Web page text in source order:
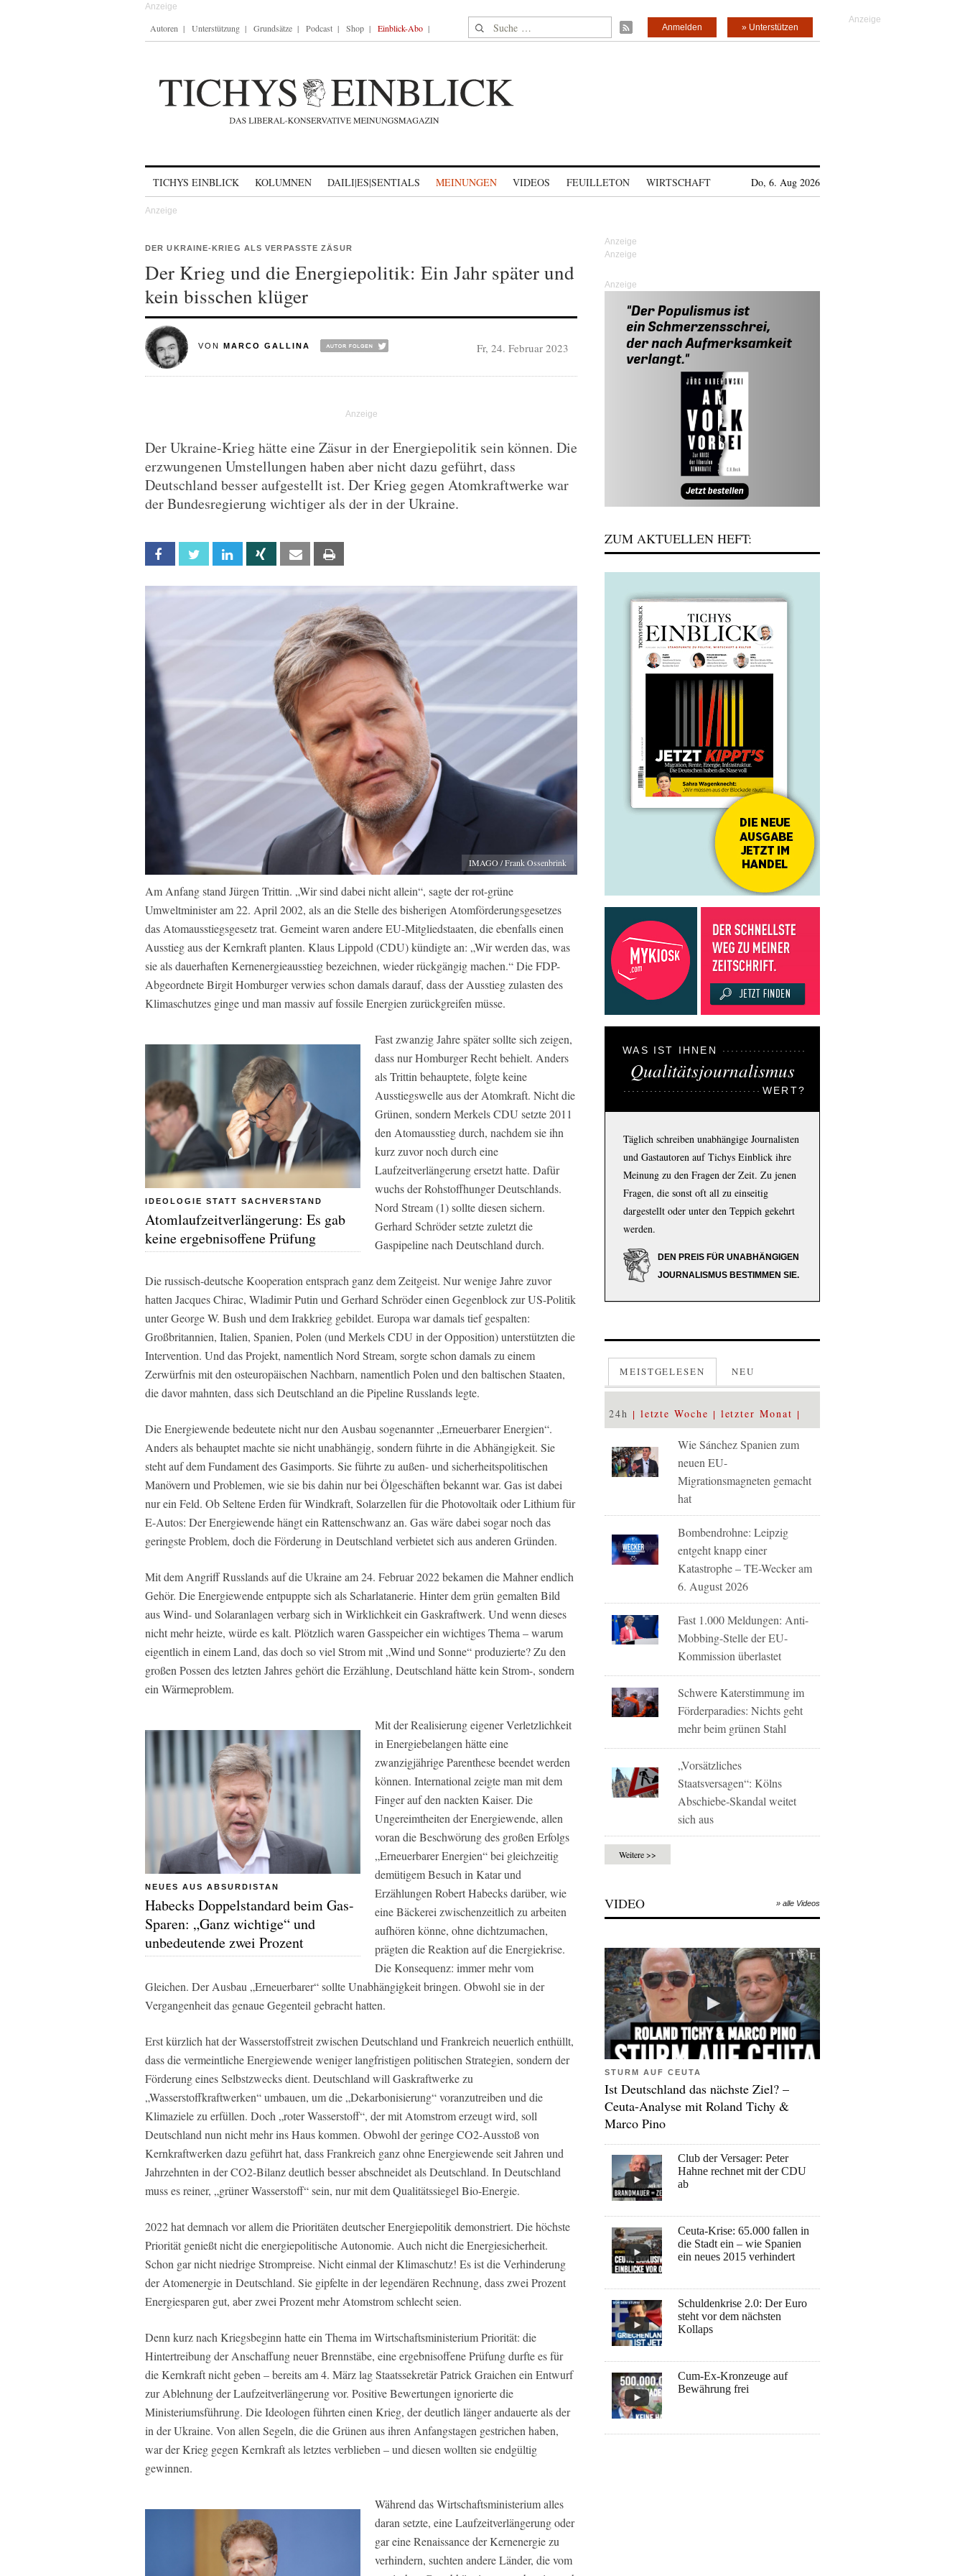
Autoren Unterstützung Grundsätze Podcast Shop Einblick-Abo Suche nach: » Unterstützen
Anmelden
TICHYS EINBLICK KOLUMNEN DAILI|ES|SENTIALS MEINUNGEN VIDEOS FEUILLETON WIRTSCHAFT Do, 6. Aug 2026
DER UKRAINE-KRIEG ALS VERPASSTE ZÄSUR
Der Krieg und die Energiepolitik: Ein Jahr später und
kein bisschen klüger
VON MARCO GALLINA Fr, 24. Februar 2023
Der Ukraine-Krieg hätte eine Zäsur in der Energiepolitik sein können. Die
erzwungenen Umstellungen haben aber nicht dazu geführt, dass
Deutschland besser aufgestellt ist. Der Krieg gegen Atomkraftwerke war
der Bundesregierung wichtiger als der in der Ukraine.
Facebook Twitter Linkedin Xing Email
IMAGO / Frank Ossenbrink
Am Anfang stand Jürgen Trittin. „Wir sind dabei nicht allein“, sagte der rot-grüne
Umweltminister am 22. April 2002, als an die Stelle des bisherigen Atomförderungsgesetzes
das Atomausstiegsgesetz trat. Gemeint waren andere EU-Mitgliedstaaten, die ebenfalls einen
Ausstieg aus der Kernkraft planten. Klaus Lippold (CDU) kündigte an: „Wir werden das, was
sie als dauerhaften Kernenergieausstieg bezeichnen, wieder rückgängig machen.“ Die FDP-
Abgeordnete Birgit Homburger verwies schon damals darauf, dass der Ausstieg zulasten des
Klimaschutzes ginge und man massiv auf fossile Energien zurückgreifen müsse.
IDEOLOGIE STATT SACHVERSTAND
Atomlaufzeitverlängerung: Es gab
keine ergebnisoffene Prüfung
Fast zwanzig Jahre später sollte sich zeigen,
dass nur Homburger Recht behielt. Anders
als Trittin behauptete, folgte keine
Ausstiegswelle aus der Atomkraft. Nicht die
Grünen, sondern Merkels CDU setzte 2011
den Atomausstieg durch, nachdem sie ihn
kurz zuvor noch durch eine
Laufzeitverlängerung ersetzt hatte. Dafür
wuchs der Rohstoffhunger Deutschlands.
Nord Stream (1) sollte diesen sichern.
Gerhard Schröder setzte zuletzt die
Gaspipeline nach Deutschland durch.
Die russisch-deutsche Kooperation entsprach ganz dem Zeitgeist. Nur wenige Jahre zuvor
hatten Jacques Chirac, Wladimir Putin und Gerhard Schröder einen Gegenblock zur US-Politik
unter George W. Bush und dem Irakkrieg gebildet. Europa war damals tief gespalten:
Großbritannien, Italien, Spanien, Polen (und Merkels CDU in der Opposition) unterstützten die
Intervention. Und das Projekt, namentlich Nord Stream, sorgte schon damals zu einem
Zerwürfnis mit den osteuropäischen Nachbarn, namentlich Polen und den baltischen Staaten,
die davor mahnten, dass sich Deutschland an die Pipeline Russlands legte.
Die Energiewende bedeutete nicht nur den Ausbau sogenannter „Erneuerbarer Energien“.
Anders als behauptet machte sie nicht unabhängig, sondern führte in die Abhängigkeit. Sie
steht auf dem Fundament des Gasimports. Sie führte zu außen- und sicherheitspolitischen
Manövern und Problemen, wie sie bis dahin nur bei Ölgeschäften bekannt war. Gas ist dabei
nur ein Feld. Ob Seltene Erden für Windkraft, Solarzellen für die Photovoltaik oder Lithium für
E-Autos: Der Energiewende hängt ein Rattenschwanz an. Gas wäre dabei sogar noch das
geringste Problem, doch die Förderung in Deutschland verbietet sich aus anderen Gründen.
Mit dem Angriff Russlands auf die Ukraine am 24. Februar 2022 bekamen die Mahner endlich
Gehör. Die Energiewende entpuppte sich als Scharlatanerie. Hinter dem grün gemalten Bild
aus Wind- und Solaranlagen verbarg sich in Wirklichkeit ein Gaskraftwerk. Und wenn dieses
nicht mehr heizte, würde es kalt. Plötzlich waren Gasspeicher ein wichtiges Thema – warum
eigentlich in einem Land, das doch so viel Strom mit „Wind und Sonne“ produzierte? Zu den
großen Possen des letzten Jahres gehört die Erzählung, Deutschland hätte kein Strom-, sondern
ein Wärmeproblem.
NEUES AUS ABSURDISTAN
Habecks Doppelstandard beim Gas-
Sparen: „Ganz wichtige“ und
unbedeutende zwei Prozent
Mit der Realisierung eigener Verletzlichkeit
in Energiebelangen hätte eine
zwanzigjährige Parenthese beendet werden
können. International zeigte man mit dem
Finger auf den nackten Kaiser. Die
Ungereimtheiten der Energiewende, allen
voran die Beschwörung des großen Erfolgs
„Erneuerbarer Energien“ bei gleichzeitig
demütigem Besuch in Katar und
Erzählungen Robert Habecks darüber, wie
eine Bäckerei zwischenzeitlich zu arbeiten
aufhören könne, ohne dichtzumachen,
prägten die Reaktion auf die Energiekrise.
Die Konsequenz: immer mehr vom
Gleichen. Der Ausbau „Erneuerbarer“ sollte Unabhängigkeit bringen. Obwohl sie in der
Vergangenheit das genaue Gegenteil gebracht hatten.
Erst kürzlich hat der Wasserstoffstreit zwischen Deutschland und Frankreich neuerlich enthüllt,
dass die vermeintliche Energiewende weniger langfristigen politischen Strategien, sondern der
Förderung eines Selbstzwecks dient. Deutschland will Gaskraftwerke zu
„Wasserstoffkraftwerken“ umbauen, um die „Dekarbonisierung“ voranzutreiben und die
Klimaziele zu erfüllen. Doch „roter Wasserstoff“, der mit Atomstrom erzeugt wird, soll
Deutschland nun nicht mehr ins Haus kommen. Obwohl der geringe CO2-Ausstoß von
Kernkraftwerken dazu geführt hat, dass Frankreich ganz ohne Energiewende seit Jahren und
Jahrzehnten in der CO2-Bilanz deutlich besser abschneidet als Deutschland. In Deutschland
muss es reiner, „grüner Wasserstoff“ sein, nur mit dem Qualitätssiegel Bio-Energie.
2022 hat demnach vor allem die Prioritäten deutscher Energiepolitik demonstriert. Die höchste
Priorität genießt nicht die energiepolitische Autonomie. Auch nicht die Energiesicherheit.
Schon gar nicht niedrige Strompreise. Nicht einmal der Klimaschutz! Es ist die Verhinderung
der Atomenergie in Deutschland. Sie gipfelte in der legendären Rechnung, dass zwei Prozent
Energiesparen gut, aber zwei Prozent mehr Atomstrom schlecht seien.
Denn kurz nach Kriegsbeginn hatte ein Thema im Wirtschaftsministerium Priorität: die
Hintertreibung der Anschaffung neuer Brennstäbe, eine ergebnisoffene Prüfung durfte es für
die Kernkraft nicht geben – bereits am 4. März lag Staatssekretär Patrick Graichen ein Entwurf
zur Ablehnung der Laufzeitverlängerung vor. Positive Bewertungen ignorierte die
Ministeriumsführung. Die Ideologen führten einen Krieg, der deutlich länger andauerte als der
in der Ukraine. Von allen Segeln, die die Grünen aus ihren Anfangstagen gestrichen haben,
war der Krieg gegen Kernkraft als letztes verblieben – und diesen wollten sie endgültig
gewinnen.
Während das Wirtschaftsministerium alles
daran setzte, eine Laufzeitverlängerung oder
gar eine Renaissance der Kernenergie zu
verhindern, suchten andere Länder, die vom
Anzeige
ZUM AKTUELLEN HEFT:
WAS IST IHNEN
Qualitätsjournalismus
WERT?
Täglich schreiben unabhängige Journalisten
und Gastautoren auf Tichys Einblick ihre
Meinung zu den Fragen der Zeit. Zu jenen
Fragen, die sonst oft all zu einseitig
dargestellt oder unter den Teppich gekehrt
werden.
DEN PREIS FÜR UNABHÄNGIGEN
JOURNALISMUS BESTIMMEN SIE.
MEISTGELESEN NEU
24h letzte Woche letzter Monat
Wie Sánchez Spanien zum
neuen EU-
Migrationsmagneten gemacht
hat
Bombendrohne: Leipzig
entgeht knapp einer
Katastrophe – TE-Wecker am
6. August 2026
Fast 1.000 Meldungen: Anti-
Mobbing-Stelle der EU-
Kommission überlastet
Schwere Katerstimmung im
Förderparadies: Nichts geht
mehr beim grünen Stahl
„Vorsätzliches
Staatsversagen“: Kölns
Abschiebe-Skandal weitet
sich aus
Weitere >>
VIDEO » alle Videos
STURM AUF CEUTA
Ist Deutschland das nächste Ziel? –
Ceuta-Analyse mit Roland Tichy &
Marco Pino
Club der Versager: Peter
Hahne rechnet mit der CDU
ab
Ceuta-Krise: 65.000 fallen in
die Stadt ein – wie Spanien
ein neues 2015 verhindert
Schuldenkrise 2.0: Der Euro
steht vor dem nächsten
Kollaps
Cum-Ex-Kronzeuge auf
Bewährung frei